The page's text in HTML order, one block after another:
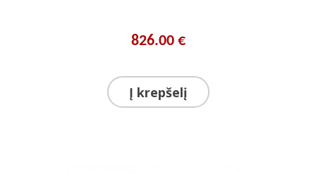
826.00 €
Į krepšelį